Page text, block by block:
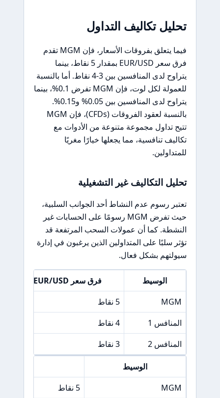
تحليل تكاليف التداول
فيما يتعلق بفروقات الأسعار، فإن MGM تقدم
فرق سعر EUR/USD بمقدار 5 نقاط، بينما
يتراوح لدى المنافسين بين 3-4 نقاط. أما بالنسبة
للعمولة لكل لوت، فإن MGM تفرض 0.1%، بينما
يتراوح لدى المنافسين بين 0.05% و0.15%.
بالنسبة لعقود الفروقات (CFDs)، فإن MGM
تتيح تداول مجموعة متنوعة من الأدوات مع
تكاليف تنافسية، مما يجعلها خيارًا مغريًا
للمتداولين.
تحليل التكاليف غير التشغيلية
تعتبر رسوم عدم النشاط أحد الجوانب السلبية،
حيث تفرض MGM رسومًا على الحسابات غير
النشطة. كما أن عمولات السحب المرتفعة قد
تؤثر سلبًا على المتداولين الذين يرغبون في إدارة
سيولتهم بشكل فعال.
الوسيط
فرق سعر EUR/USD
MGM
5 نقاط
المنافس 1
4 نقاط
المنافس 2
3 نقاط
الوسيط
MGM
5 نقاط